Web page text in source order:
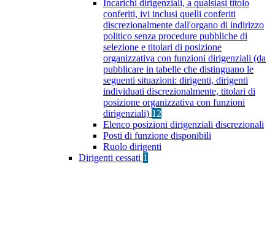
Incarichi dirigenziali, a qualsiasi titolo
conferiti, ivi inclusi quelli conferiti
discrezionalmente dall'organo di indirizzo
politico senza procedure pubbliche di
selezione e titolari di posizione
organizzativa con funzioni dirigenziali (da
pubblicare in tabelle che distinguano le
seguenti situazioni: dirigenti, dirigenti
individuati discrezionalmente, titolari di
posizione organizzativa con funzioni
dirigenziali) 12
Elenco posizioni dirigenziali discrezionali
Posti di funzione disponibili
Ruolo dirigenti
Dirigenti cessati 1